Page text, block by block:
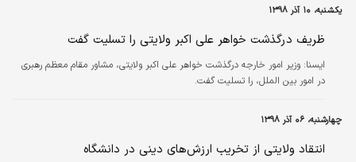
یکشنبه، ۱۰ آذر ۱۳۹۸
ظریف درگذشت خواهر علی اکبر ولایتی را تسلیت گفت
ايسنا: وزیر امور خارجه درگذشت خواهر علی اکبر ولایتی، مشاور مقام معظم رهبری
در امور بین الملل، را تسلیت گفت.
چهارشنبه، ۰۶ آذر ۱۳۹۸
انتقاد ولایتی از تخریب ارزش‌های دینی در دانشگاه